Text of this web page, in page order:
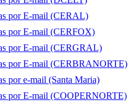
por E-mail (CERAL)
por E-mail (CERFOX)
por E-mail (CERGRAL)
por E-mail (CERBRANORTE)
por e-mail (Santa Maria)
por E-mail (COOPERNORTE)